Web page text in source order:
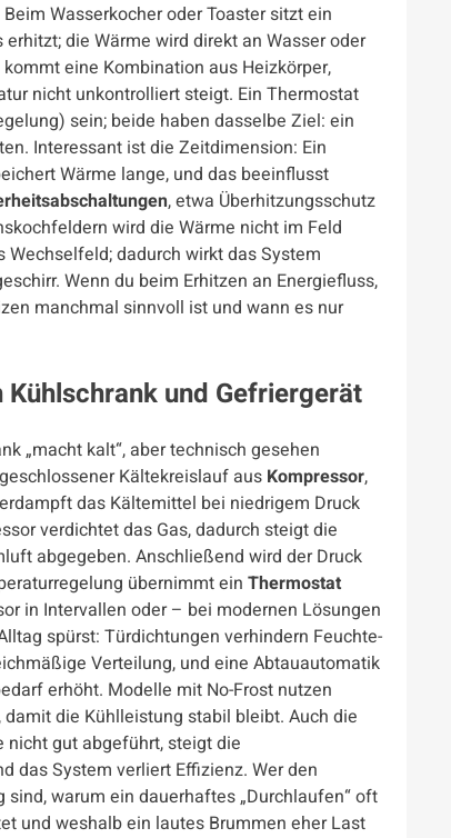
Wasserkocher oder Toaster sitzt ein
die Wärme wird direkt an Wasser oder
eine Kombination aus Heizkörper,
nicht unkontrolliert steigt. Ein Thermostat
sein; beide haben dasselbe Ziel: ein
Interessant ist die Zeitdimension: Ein
Wärme lange, und das beeinflusst
, etwa Überhitzungsschutz
wird die Wärme nicht im Feld
dadurch wirkt das System
Wenn du beim Erhitzen an Energiefluss,
manchmal sinnvoll ist und wann es nur
und Gefriergerät
„macht kalt“, aber technisch gesehen
Kältekreislauf aus Kompressor,
das Kältemittel bei niedrigem Druck
verdichtet das Gas, dadurch steigt die
abgegeben. Anschließend wird der Druck
übernimmt ein Thermostat
in Intervallen oder – bei modernen Lösungen
spürst: Türdichtungen verhindern Feuchte-
Verteilung, und eine Abtauautomatik
erhöht. Modelle mit No-Frost nutzen
die Kühlleistung stabil bleibt. Auch die
nicht gut abgeführt, steigt die
das System verliert Effizienz. Wer den
warum ein dauerhaftes „Durchlaufen“ oft
und weshalb ein lautes Brummen eher Last